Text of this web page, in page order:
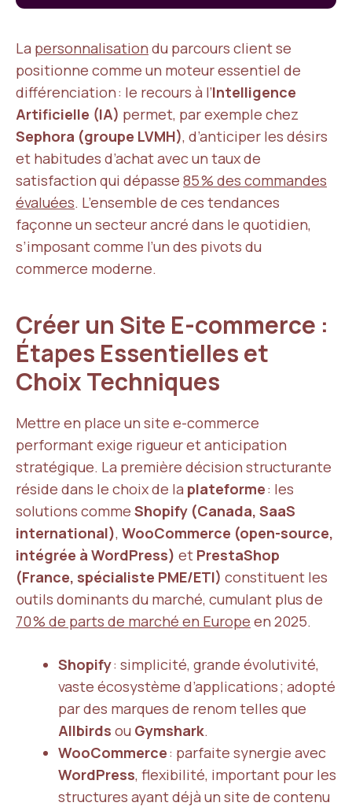
La personnalisation du parcours client se
positionne comme un moteur essentiel de
différenciation : le recours à l’Intelligence
Artificielle (IA) permet, par exemple chez
Sephora (groupe LVMH), d’anticiper les désirs
et habitudes d’achat avec un taux de
satisfaction qui dépasse 85 % des commandes
évaluées. L’ensemble de ces tendances
façonne un secteur ancré dans le quotidien,
s’imposant comme l’un des pivots du
commerce moderne.
Créer un Site E-commerce :
Étapes Essentielles et
Choix Techniques
Mettre en place un site e-commerce
performant exige rigueur et anticipation
stratégique. La première décision structurante
réside dans le choix de la plateforme: les
solutions comme Shopify (Canada, SaaS
international), WooCommerce (open-source,
intégrée à WordPress) et PrestaShop
(France, spécialiste PME/ETI) constituent les
outils dominants du marché, cumulant plus de
70 % de parts de marché en Europe en 2025.
Shopify: simplicité, grande évolutivité,
vaste écosystème d’applications ; adopté
par des marques de renom telles que
Allbirds ou Gymshark.
WooCommerce: parfaite synergie avec
WordPress, flexibilité, important pour les
structures ayant déjà un site de contenu